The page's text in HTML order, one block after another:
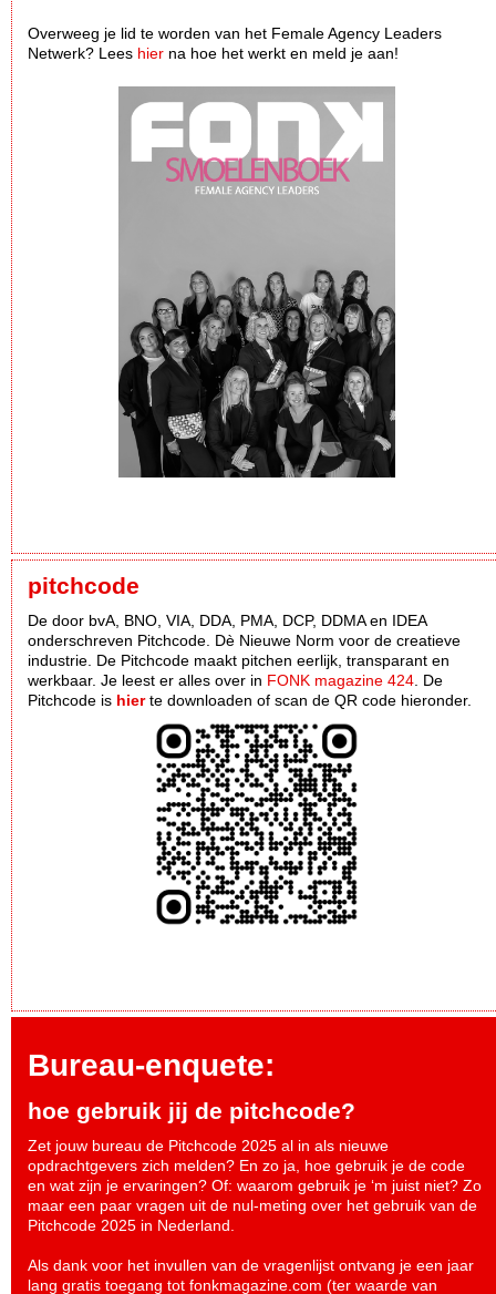
Overweeg je lid te worden van het Female Agency Leaders
Netwerk? Lees hier na hoe het werkt en meld je aan!
pitchcode
De door bvA, BNO, VIA, DDA, PMA, DCP, DDMA en IDEA
onderschreven Pitchcode. Dè Nieuwe Norm voor de creatieve
industrie. De Pitchcode maakt pitchen eerlijk, transparant en
werkbaar. Je leest er alles over in FONK magazine 424 . De
Pitchcode is hierte downloaden of scan de QR code hieronder.
Bureau-enquete:
hoe gebruik jij de pitchcode?
Zet jouw bureau de Pitchcode 2025 al in als nieuwe
opdrachtgevers zich melden? En zo ja, hoe gebruik je de code
en wat zijn je ervaringen? Of: waarom gebruik je ‘m juist niet? Zo
maar een paar vragen uit de nul-meting over het gebruik van de
Pitchcode 2025 in Nederland.
Als dank voor het invullen van de vragenlijst ontvang je een jaar
lang gratis toegang tot fonkmagazine.com (ter waarde van